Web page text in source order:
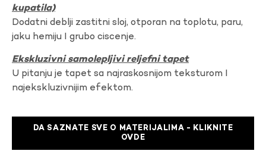
kupatila)
Dodatni deblji zastitni sloj, otporan na toplotu, paru,
jaku hemiju I grubo ciscenje.
Ekskluzivni samolepljivi reljefni tapet
U pitanju je tapet sa najraskosnijom teksturom I
najekskluzivnijim efektom.
DA SAZNATE SVE O MATERIJALIMA - KLIKNITE
OVDE